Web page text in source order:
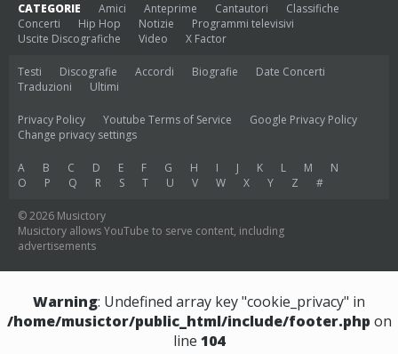
CATEGORIE Amici Anteprime Cantautori
Classifiche
Concerti
Hip Hop Notizie
Programmi televisivi
Uscite Discografiche
Video X Factor
Testi Discografie Accordi Biografie
Date Concerti
Traduzioni
Ultimi
Privacy Policy Youtube Terms of Service
Google Privacy Policy
Change privacy settings
A B C D E F G H I J K L M
N
O
P Q R S T U V W X Y Z #
© 2026 Musictory
Musictory allows YouTube to serve content, including
advertisements
Warning: Undefined array key "cookie_privacy" in
/home/musictor/public_html/include/footer.php on
line 104